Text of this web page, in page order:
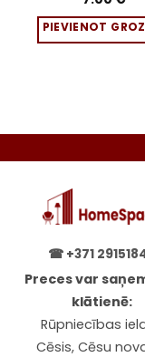
PIEVIENOT
☎ +371
Preces var
klātienē:
Rūpniecības
Cēsis, Cēsu